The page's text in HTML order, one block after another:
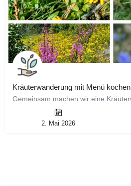
Kräuterwanderung mit Menü kochen
2. Mai 2026